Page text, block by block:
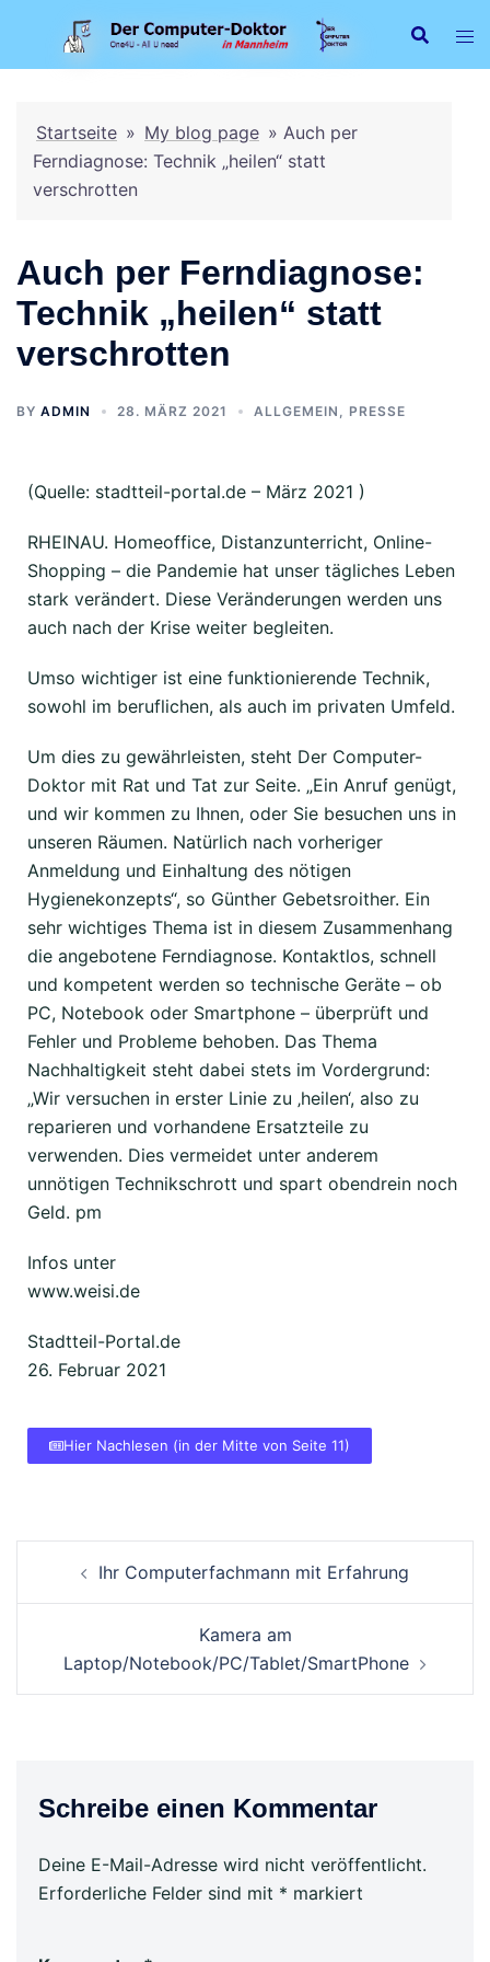
Startseite » My blog page » Auch per
Ferndiagnose: Technik „heilen“ statt
verschrotten
Auch per Ferndiagnose:
Technik „heilen“ statt
verschrotten
BY ADMIN 28. MÄRZ 2021 ALLGEMEIN PRESSE
(Quelle: stadtteil-portal.de – März 2021 )
RHEINAU. Homeoffice, Distanzunterricht, Online-
Shopping – die Pandemie hat unser tägliches Leben
stark verändert. Diese Veränderungen werden uns
auch nach der Krise weiter begleiten.
Umso wichtiger ist eine funktionierende Technik,
sowohl im beruflichen, als auch im privaten Umfeld.
Um dies zu gewährleisten, steht Der Computer-
Doktor mit Rat und Tat zur Seite. „Ein Anruf genügt,
und wir kommen zu Ihnen, oder Sie besuchen uns in
unseren Räumen. Natürlich nach vorheriger
Anmeldung und Einhaltung des nötigen
Hygienekonzepts“, so Günther Gebetsroither. Ein
sehr wichtiges Thema ist in diesem Zusammenhang
die angebotene Ferndiagnose. Kontaktlos, schnell
und kompetent werden so technische Geräte – ob
PC, Notebook oder Smartphone – überprüft und
Fehler und Probleme behoben. Das Thema
Nachhaltigkeit steht dabei stets im Vordergrund:
„Wir versuchen in erster Linie zu ‚heilen‘, also zu
reparieren und vorhandene Ersatzteile zu
verwenden. Dies vermeidet unter anderem
unnötigen Technikschrott und spart obendrein noch
Geld. pm
Infos unter
www.weisi.de
Stadtteil-Portal.de
26. Februar 2021
Hier Nachlesen (in der Mitte von Seite 11)
Ihr Computerfachmann mit Erfahrung
Kamera am
Laptop/Notebook/PC/Tablet/SmartPhone
Schreibe einen Kommentar
Deine E-Mail-Adresse wird nicht veröffentlicht.
Erforderliche Felder sind mit * markiert